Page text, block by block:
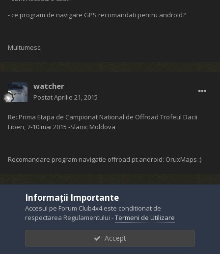
- ce program de navigare GPS recomandati pentru android?
Multumesc.
watcher
PostatAprilie 21, 2015
Re: Prima Etapa de Campionat National de Offroad Trofeul Dacii
Liberi, 7-10 mai 2015 -Slanic Moldova
Recomandare program navigatie offroad pt android: OruxMaps :)
dac
PostatAprilie 21, 2015
Re: Prima Etapa de Campionat National de Offroad Trofeul Dacii
Liberi, 7-10 mai 2015 -Slanic Moldova
Informații Importante
Accesul pe Forum Club4x4 este conditionat de
respectarea Regulamentului -Termeni de Utilizare
Accept